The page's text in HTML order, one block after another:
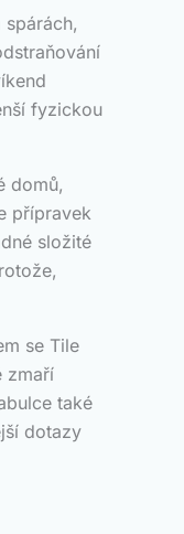
fyzickou
domů,
přípravek
složité
se Tile
zmaří
také
dotazy